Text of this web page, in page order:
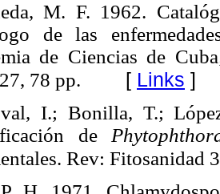
M. F. 1962.
de las
de Ciencias de
78 pp. [ Links ]
I.; Bonilla, T.;
de
Rev: Fitosanidad